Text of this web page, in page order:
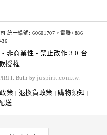
統一編號: 60601707。電聯+886
- 非商業性 - 禁止改作 3.0 台
授權
Built by juspirit.com.tw
策 | 退換貨政策 | 購物須知 |
送